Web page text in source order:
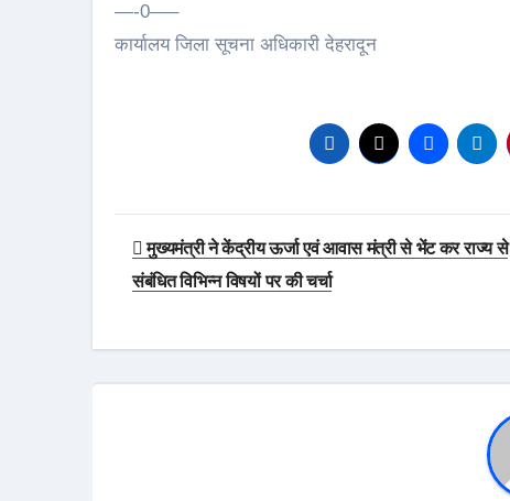
—-0—–
कार्यालय जिला सूचना अधिकारी देहरादून
Post
navigation
मुख्यमंत्री ने केंद्रीय ऊर्जा एवं आवास मंत्री से भेंट कर राज्य से
संबंधित विभिन्न विषयों पर की चर्चा